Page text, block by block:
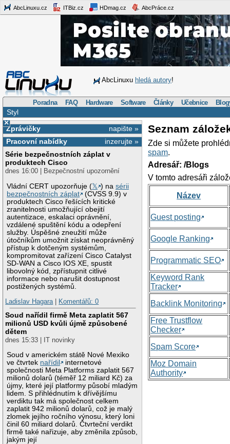
AbcLinuxu.cz ITBiz.cz HDmag.cz AbcPráce.cz
AbcLinuxu hledá autory!
Poradna FAQ Hardware Software Články Učebnice
Styl
×
napište »
Zprávičky
inzerujte »
Pracovní nabídky
Série bezpečnostních záplat v
produktech Cisco
dnes 16:00 | Bezpečnostní upozornění
Vládní CERT upozorňuje (𝕏 ) nasérii
bezpečnostních záplat
(CVSS 9.9) v
produktech Cisco řešících kritické
zranitelnosti umožňující obejití
autentizace, eskalaci oprávnění,
vzdálené spuštění kódu a odepření
služby. Úspěšné zneužití může
útočníkům umožnit získat neoprávněný
přístup k dotčeným systémům,
kompromitovat zařízení Cisco Catalyst
SD-WAN a Cisco IOS XE, spustit
libovolný kód, zpřístupnit citlivé
informace nebo narušit dostupnost
postižených systémů.
Ladislav Hagara| Komentářů: 0
Soud nařídil firmě Meta zaplatit 567
milionů USD kvůli újmě způsobené
dětem
dnes 15:33 | IT novinky
Soud v americkém státě Nové Mexiko
ve čtvrtek nařídil
internetové
společnosti Meta Platforms zaplatit 567
milionů dolarů (téměř 12 miliard Kč) za
újmy, které její platformy působí mladým
lidem. S přihlédnutím k dřívějšímu
verdiktu tak má společnost celkem
zaplatit 942 milionů dolarů, což je malý
zlomek jejího ročního výnosu, který loni
činil 60 miliard dolarů. Čtvrteční verdikt
firmě také nařizuje, aby změnila způsob,
jakým její
Seznam
Zde si můžete
spam.
Adresář: /Blogs
V tomto adresáři
Název
Guest posting
Google Ranking
Programmatic SEO
Keyword Rank
Tracker
Backlink Monitoring
Free Trustflow
Checker
Spam Score
Moz Domain
Authority